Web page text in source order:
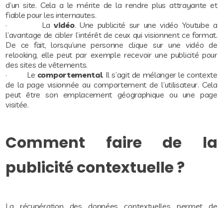
d’un site. Cela a le mérite de la rendre plus attrayante et
fiable pour les internautes.
· Lavidéo. Une publicité sur une vidéo Youtube a
l’avantage de cibler l’intérêt de ceux qui visionnent ce format.
De ce fait, lorsqu’une personne clique sur une vidéo de
relooking, elle peut par exemple recevoir une publicité pour
des sites de vêtements.
· Le comportemental. Il s’agit de mélanger le contexte
de la page visionnée au comportement de l’utilisateur. Cela
peut être son emplacement géographique ou une page
visitée.
Comment faire de la
publicité contextuelle ?